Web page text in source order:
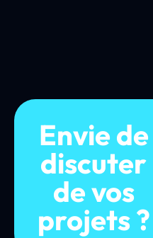
Envie de
discuter
de vos
projets ?